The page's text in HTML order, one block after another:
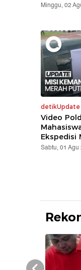
Minggu, 02
detikUpdate
Video
Ekspedisi
Sabtu, 01